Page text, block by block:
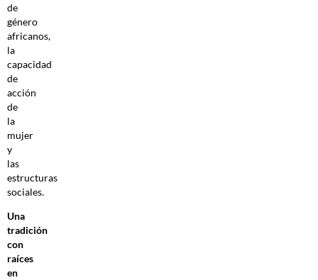
de
género
africanos,
la
capacidad
de
acción
de
la
mujer
y
las
estructuras
sociales.
Una
tradición
con
raíces
en